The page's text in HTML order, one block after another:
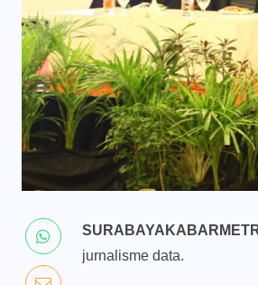
jurnalisme data.